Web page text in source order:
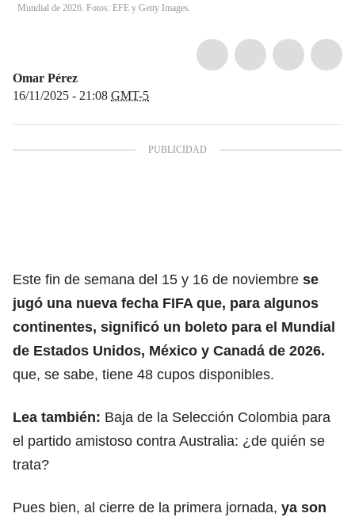
Mundial de 2026. Fotos: EFE y Getty Images.
Omar Pérez
16/11/2025 - 21:08 GMT-5
Este fin de semana del 15 y 16 de noviembre se
jugó una nueva fecha FIFA que, para algunos
continentes, significó un boleto para el Mundial
de Estados Unidos, México y Canadá de 2026.
que, se sabe, tiene 48 cupos disponibles.
Lea también: Baja de la Selección Colombia para
el partido amistoso contra Australia: ¿de quién se
trata?
Pues bien, al cierre de la primera jornada, ya son